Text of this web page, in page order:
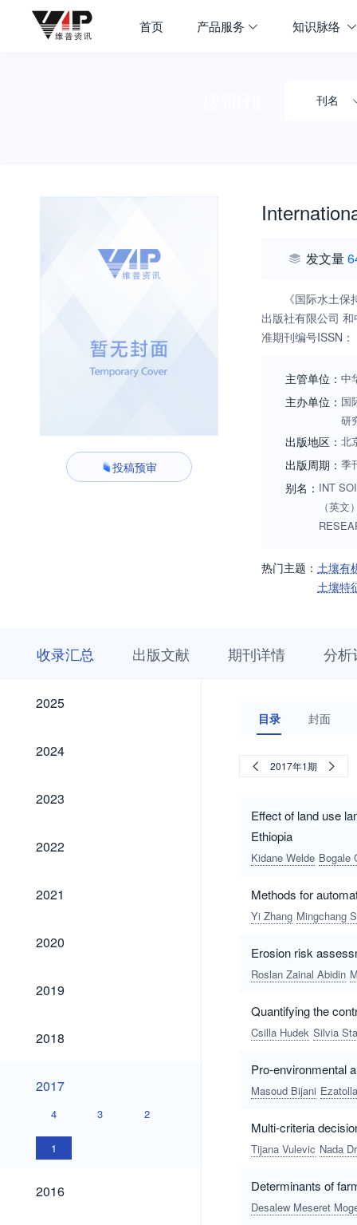
首页 产品服务 知识脉络
刊名
投稿预审
发文量
《国际水土
出版社有限公司
准期刊编号ISSN
12月被摘要和引
保持学会（
学术期刊。办刊
测、效果评价、
主管单位： 中
主办单位： 国
研
出版地区： 北
出版周期： 季
别名： INT
（英
热门主题： 土壤有
土壤特
收录汇总 出版文献 期刊详情 分析
2025
2025
2024
2024
2023
2023
2022
2022
2021
2021
2020
2020
2019
2019
2018
2018
2017
2017
4 3 2
1
2016
2016
目录 封面
2017年1期
Effect of land use
Ethiopia
Kidane Welde Bogale
Methods for
Yi Zhang Mingchang
Erosion risk
Roslan Zainal Abidin
Quantifying the
Csilla Hudek Silvia
Pro-environmental
Masoud Bijani
Multi-criteria
Tijana Vulevic Nada
Determinants of
Desalew Meseret